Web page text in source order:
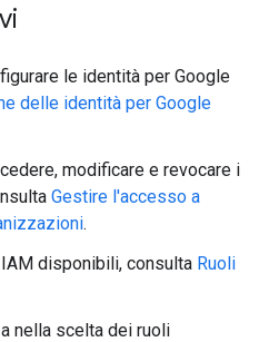
le identità per Google
delle identità per Google
modificare e revocare i
Gestire l'accesso a
.
disponibili, consulta Ruoli
nella scelta dei ruoli